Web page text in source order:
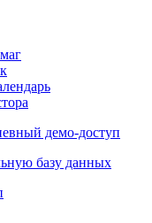
демо-доступ
базу данных